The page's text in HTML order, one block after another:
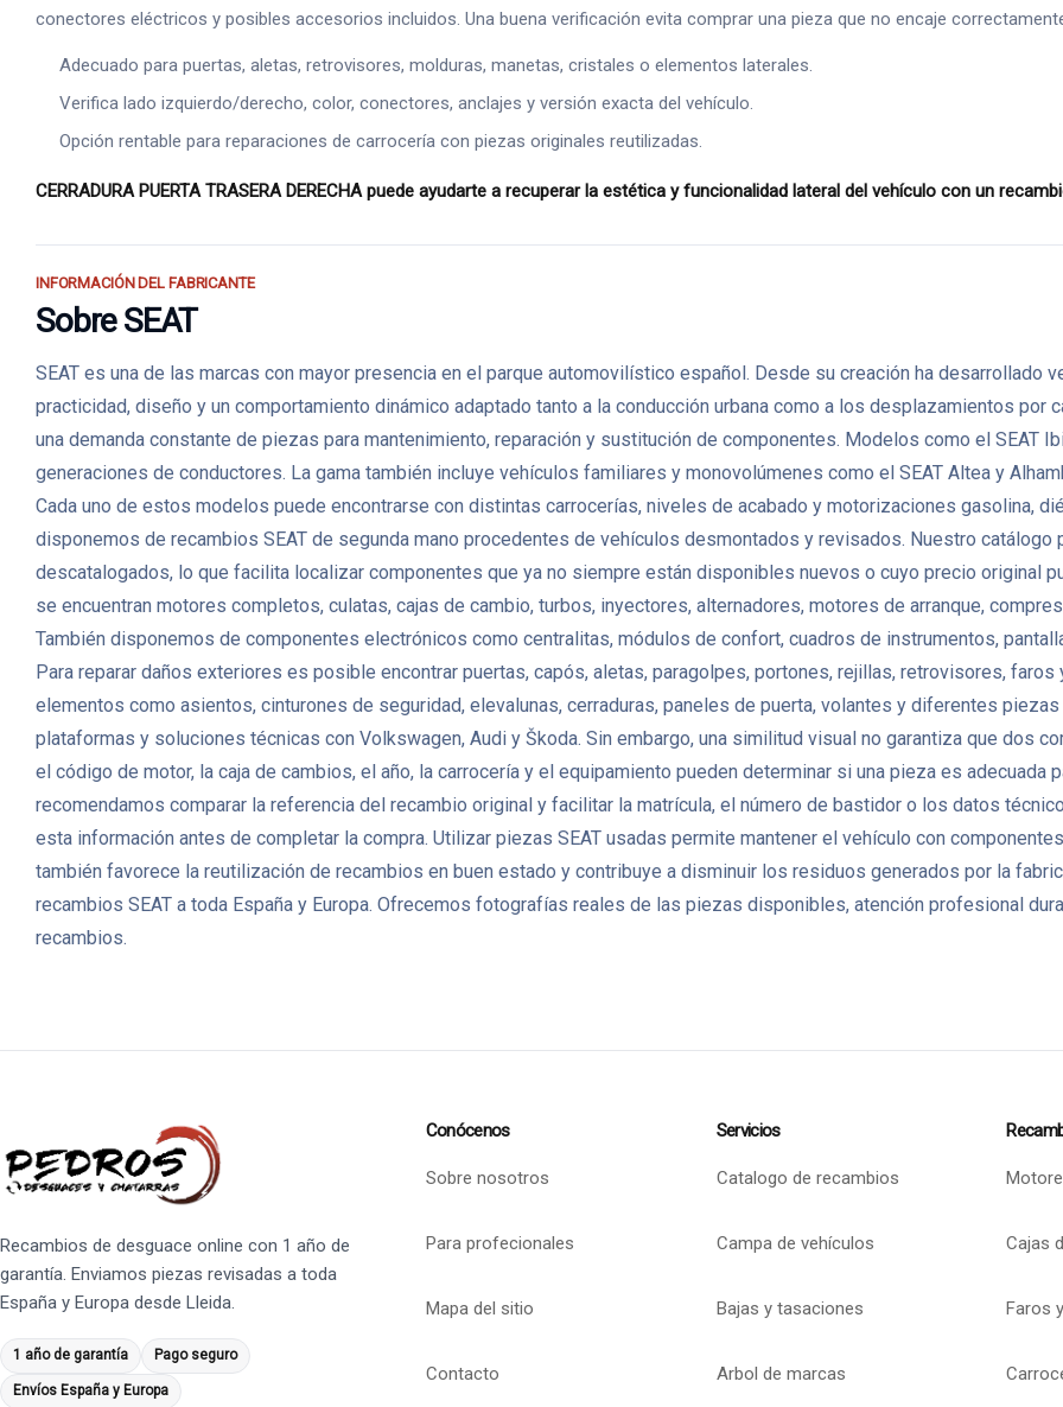
conectores eléctricos y posibles accesorios incluidos. Una buena verificación evita comprar una pieza que no encaje
Adecuado para puertas, aletas, retrovisores, molduras, manetas, cristales o elementos laterales.
Verifica lado izquierdo/derecho, color, conectores, anclajes y versión exacta del vehículo.
Opción rentable para reparaciones de carrocería con piezas originales reutilizadas.
CERRADURA PUERTA TRASERA DERECHA puede ayudarte a recuperar la estética y funcionalidad lateral del vehículo con un
INFORMACIÓN DEL FABRICANTE
Sobre SEAT
SEAT es una de las marcas con mayor presencia en el parque automovilístico español. Desde su creación ha desarrollado
practicidad, diseño y un comportamiento dinámico adaptado tanto a la conducción urbana como a los desplazamientos por
una demanda constante de piezas para mantenimiento, reparación y sustitución de componentes. Modelos como el SEAT
generaciones de conductores. La gama también incluye vehículos familiares y monovolúmenes como el SEAT Altea y
Cada uno de estos modelos puede encontrarse con distintas carrocerías, niveles de acabado y motorizaciones gasolina,
disponemos de recambios SEAT de segunda mano procedentes de vehículos desmontados y revisados. Nuestro
descatalogados, lo que facilita localizar componentes que ya no siempre están disponibles nuevos o cuyo precio original
se encuentran motores completos, culatas, cajas de cambio, turbos, inyectores, alternadores, motores de arranque,
También disponemos de componentes electrónicos como centralitas, módulos de confort, cuadros de instrumentos,
Para reparar daños exteriores es posible encontrar puertas, capós, aletas, paragolpes, portones, rejillas, retrovisores,
elementos como asientos, cinturones de seguridad, elevalunas, cerraduras, paneles de puerta, volantes y diferentes
plataformas y soluciones técnicas con Volkswagen, Audi y Škoda. Sin embargo, una similitud visual no garantiza que dos
el código de motor, la caja de cambios, el año, la carrocería y el equipamiento pueden determinar si una pieza es adecuada
recomendamos comparar la referencia del recambio original y facilitar la matrícula, el número de bastidor o los datos
esta información antes de completar la compra. Utilizar piezas SEAT usadas permite mantener el vehículo con
también favorece la reutilización de recambios en buen estado y contribuye a disminuir los residuos generados por la
recambios SEAT a toda España y Europa. Ofrecemos fotografías reales de las piezas disponibles, atención profesional
recambios.
Recambios de desguace online con 1 año de
garantía. Enviamos piezas revisadas a toda
España y Europa desde Lleida.
1 año de garantía Pago seguro
Envíos España y Europa
Conócenos
Sobre nosotros
Para profecionales
Mapa del sitio
Contacto
Servicios
Catalogo de recambios
Campa de vehículos
Bajas y tasaciones
Arbol de marcas
Cajas
Faros